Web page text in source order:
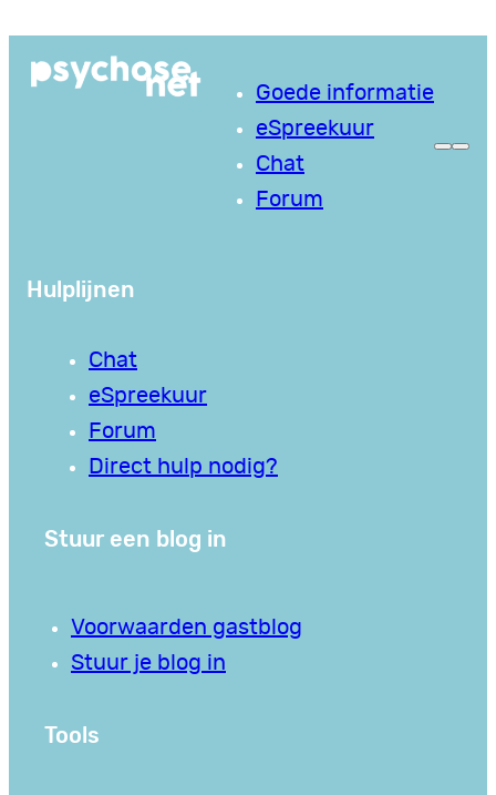
naar
Goede informatie
eSpreekuur
Chat
Forum
Hulplijnen
Chat
eSpreekuur
Forum
Direct hulp nodig?
Stuur een blog in
Voorwaarden gastblog
Stuur je blog in
Tools